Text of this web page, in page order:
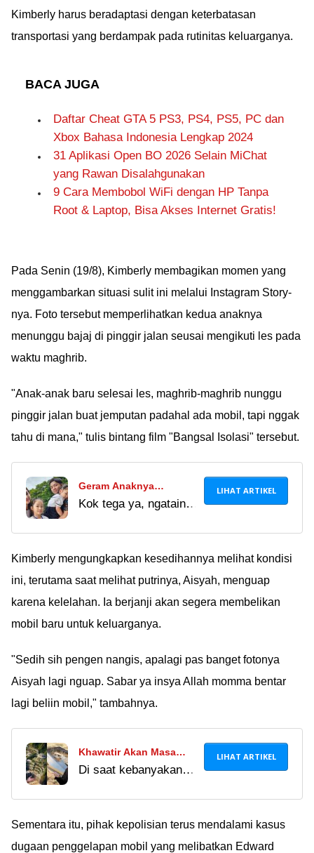
Kimberly harus beradaptasi dengan keterbatasan
transportasi yang berdampak pada rutinitas keluarganya.
BACA JUGA
Daftar Cheat GTA 5 PS3, PS4, PS5, PC dan
Xbox Bahasa Indonesia Lengkap 2024
31 Aplikasi Open BO 2026 Selain MiChat
yang Rawan Disalahgunakan
9 Cara Membobol WiFi dengan HP Tanpa
Root & Laptop, Bisa Akses Internet Gratis!
Pada Senin (19/8), Kimberly membagikan momen yang
menggambarkan situasi sulit ini melalui Instagram Story-
nya. Foto tersebut memperlihatkan kedua anaknya
menunggu bajaj di pinggir jalan seusai mengikuti les pada
waktu maghrib.
"Anak-anak baru selesai les, maghrib-maghrib nunggu
pinggir jalan buat jemputan padahal ada mobil, tapi nggak
tahu di mana," tulis bintang film "Bangsal Isolasi" tersebut.
Geram Anaknya
Dikaitkan Dengan Gosip
Masuk Akal, Mereka Itu
Nggak Salah!
Kok tega ya, ngatain
Hatinya di mana sih
yang ngatain itu
Ã°ÂÂÂ¢
LIHAT ARTIKEL
Kimberly mengungkapkan kesedihannya melihat kondisi
ini, terutama saat melihat putrinya, Aisyah, menguap
karena kelelahan. Ia berjanji akan segera membelikan
mobil baru untuk keluarganya.
"Sedih sih pengen nangis, apalagi pas banget fotonya
Aisyah lagi nguap. Sabar ya insya Allah momma bentar
lagi beliin mobil," tambahnya.
Khawatir Akan Masa
Depan, 5 Crazy Rich Ini
Musk Tahan Serangan
Zombie!
Di saat kebanyakan
kelar-kelar, mereka
udah kepikiran pas
LIHAT ARTIKEL
Sementara itu, pihak kepolisian terus mendalami kasus
dugaan penggelapan mobil yang melibatkan Edward